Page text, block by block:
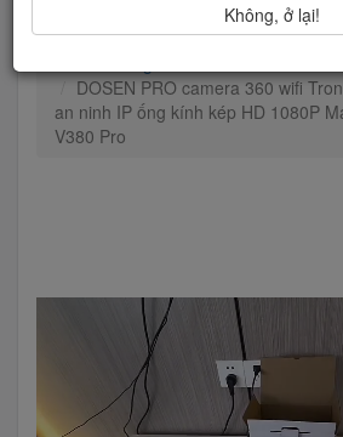
Trang chủ Cameras & Flycam
DOSEN PRO camera 360 wifi
an ninh IP ống kính kép HD 1080P
V380 Pro
Không, ở lại!